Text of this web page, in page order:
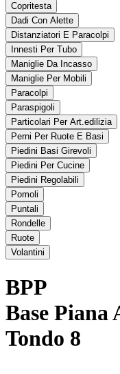
Copritesta
Dadi Con Alette
Distanziatori E Paracolpi
Innesti Per Tubo
Maniglie Da Incasso
Maniglie Per Mobili
Paracolpi
Paraspigoli
Particolari Per Art.edilizia
Perni Per Ruote E Basi
Piedini Basi Girevoli
Piedini Per Cucine
Piedini Regolabili
Pomoli
Puntali
Rondelle
Ruote
Volantini
BPP
Base Piana
Tondo 8